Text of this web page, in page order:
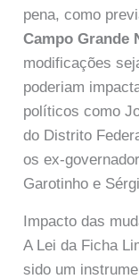
pena, como
Campo Grande
modificações
poderiam
políticos como
do Distrito
os ex-
Garotinho e
Impacto das
A Lei da Ficha
sido um